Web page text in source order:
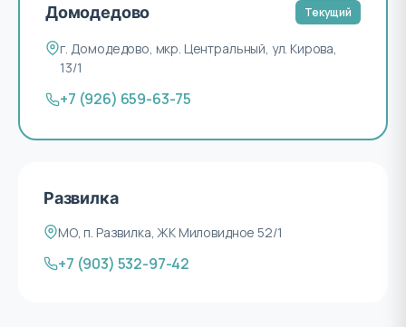
Домодедово Текущий
г. Домодедово, мкр. Центральный, ул. Кирова,
13/1
+7 (926) 659-63-75
Развилка
МО, п. Развилка, ЖК Миловидное 52/1
+7 (903) 532-97-42